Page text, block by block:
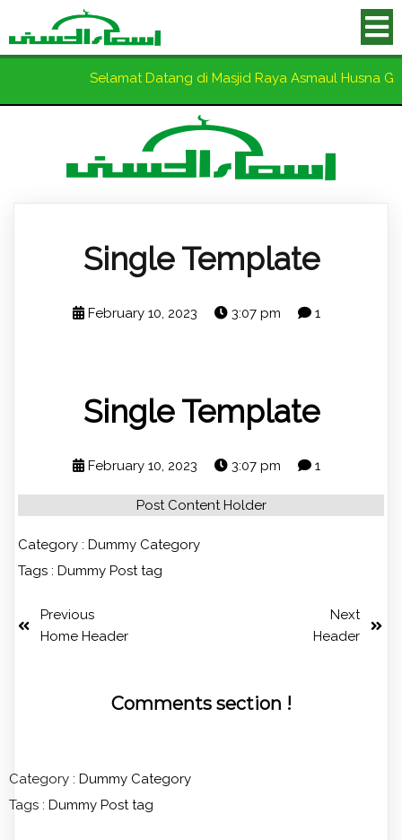
Selamat Datang di Masjid Raya Asmaul Husna
Single Template
February 10, 2023 3:07 pm 1
Single Template
February 10, 2023 3:07 pm 1
Post Content Holder
Category : Dummy Category
Tags : Dummy Post tag
Previous
Home Header
Next
Header
Comments section !
Category : Dummy Category
Tags : Dummy Post tag